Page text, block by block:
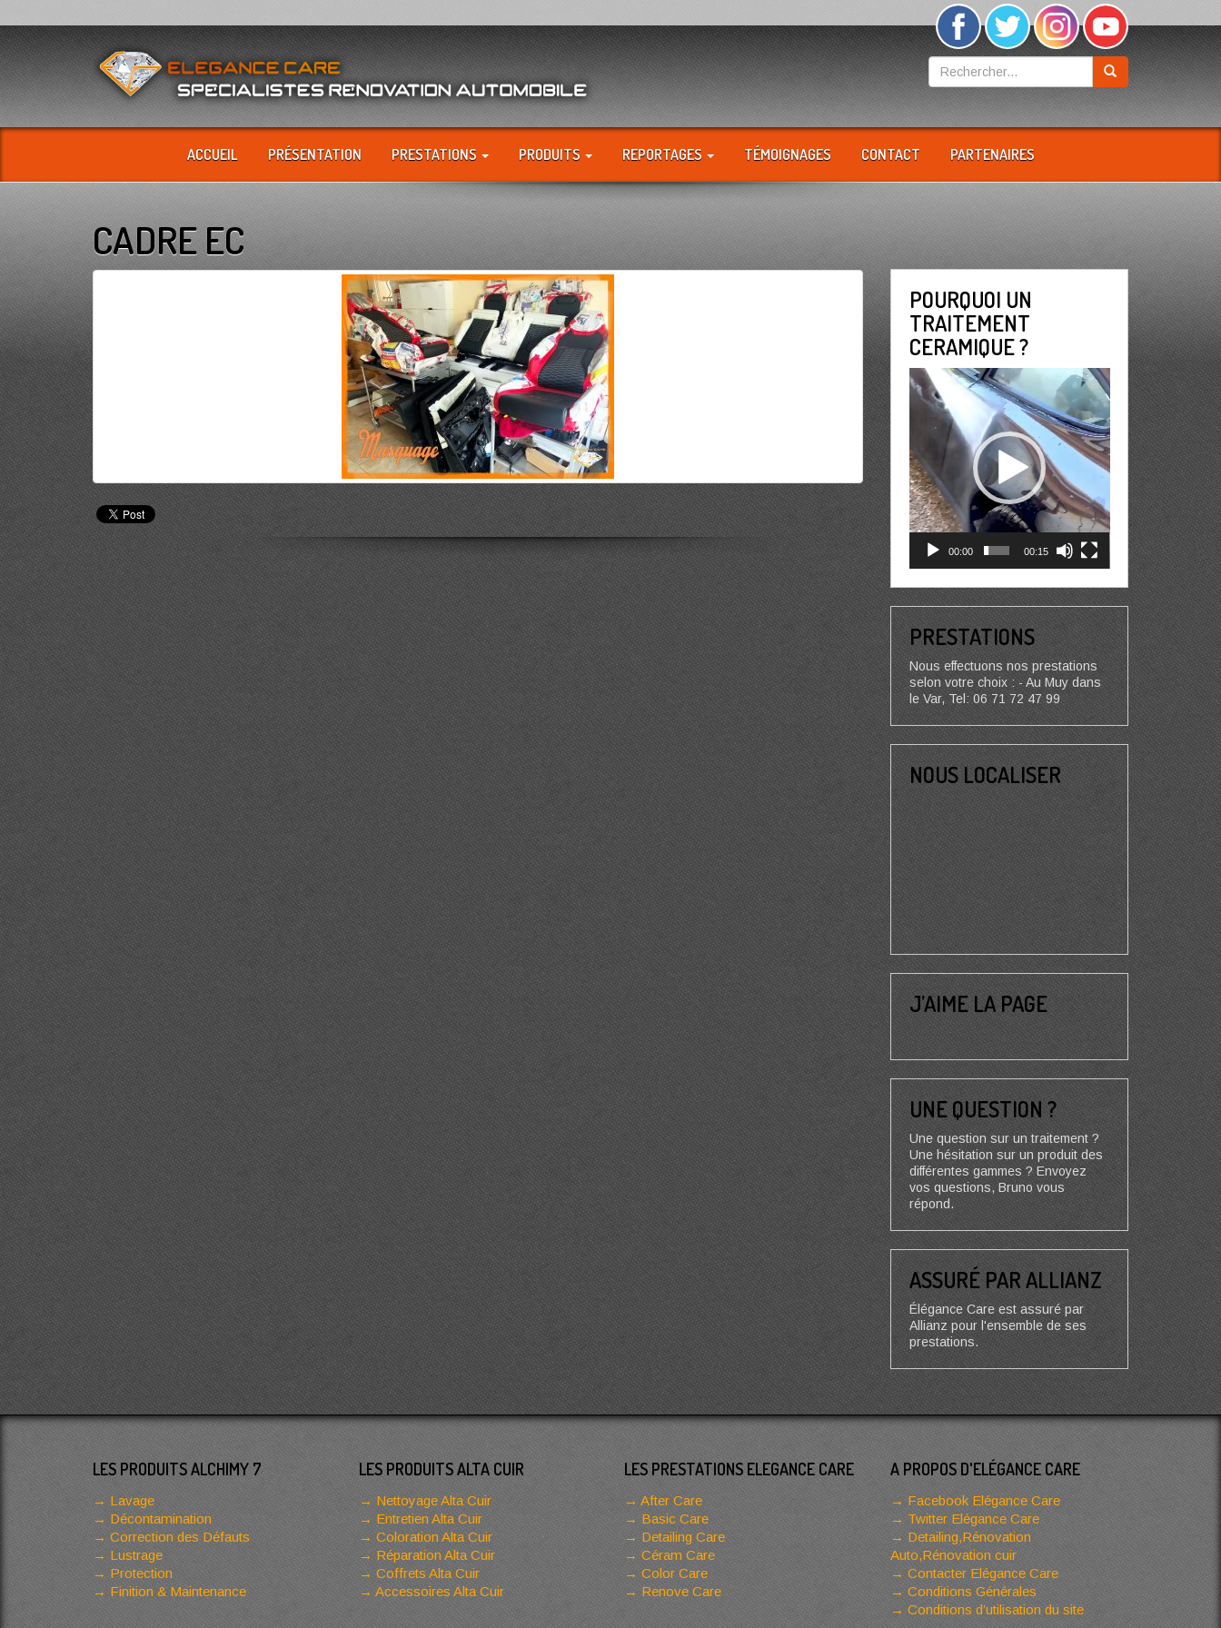
ACCUEIL PRÉSENTATION PRESTATIONS PRODUITS REPORTAGES TÉMOIGNAGES CONTACT PARTENAIRES
CADRE EC
POURQUOI UN
TRAITEMENT
CERAMIQUE ?
Lecteur
vidéo
00:00 00:15
PRESTATIONS
Nous effectuons nos prestations
selon votre choix : - Au Muy dans
le Var, Tel: 06 71 72 47 99
NOUS LOCALISER
J’AIME LA PAGE
UNE QUESTION ?
Une question sur un traitement ?
Une hésitation sur un produit des
différentes gammes ? Envoyez
vos questions, Bruno vous
répond.
ASSURÉ PAR ALLIANZ
Élégance Care est assuré par
Allianz pour l'ensemble de ses
prestations.
LES PRODUITS ALCHIMY 7
Lavage
Décontamination
Correction des Défauts
Lustrage
Protection
Finition & Maintenance
LES PRODUITS ALTA CUIR
Nettoyage Alta Cuir
Entretien Alta Cuir
Coloration Alta Cuir
Réparation Alta Cuir
Coffrets Alta Cuir
Accessoires Alta Cuir
LES PRESTATIONS ELEGANCE CARE
After Care
Basic Care
Detailing Care
Céram Care
Color Care
Renove Care
A PROPOS D'ELÉGANCE CARE
Facebook Elégance Care
Twitter Elégance Care
Detailing,Rénovation
Auto,Rénovation cuir
Contacter Elégance Care
Conditions Générales
Conditions d’utilisation du site